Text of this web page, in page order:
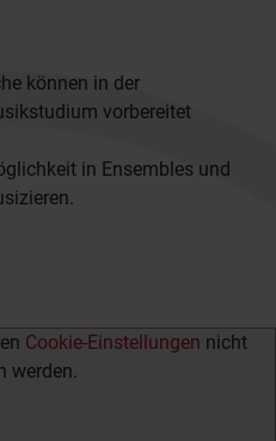
können in der
vorbereitet
in Ensembles und
Cookie-Einstellungen nicht
werden.